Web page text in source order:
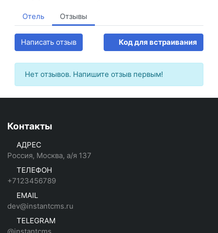
Отель Отзывы
Написать отзыв Код для встраивания
Нет отзывов. Напишите отзыв первым!
Контакты
АДРЕС
Россия, Москва, а/я 137
ТЕЛЕФОН
+7123456789
EMAIL
dev@instantcms.ru
TELEGRAM